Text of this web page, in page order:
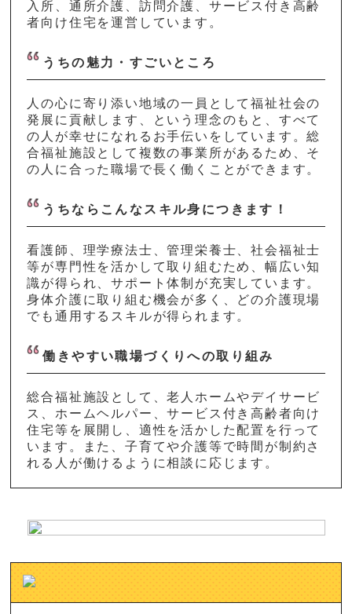
入所、通所介護、訪問介護、サービス付き高齢
者向け住宅を運営しています。
うちの魅力・すごいところ
人の心に寄り添い地域の一員として福祉社会の
発展に貢献します、という理念のもと、すべて
の人が幸せになれるお手伝いをしています。総
合福祉施設として複数の事業所があるため、そ
の人に合った職場で長く働くことができます。
うちならこんなスキル身につきます！
看護師、理学療法士、管理栄養士、社会福祉士
等が専門性を活かして取り組むため、幅広い知
識が得られ、サポート体制が充実しています。
身体介護に取り組む機会が多く、どの介護現場
でも通用するスキルが得られます。
働きやすい職場づくりへの取り組み
総合福祉施設として、老人ホームやデイサービ
ス、ホームヘルパー、サービス付き高齢者向け
住宅等を展開し、適性を活かした配置を行って
います。また、子育てや介護等で時間が制約さ
れる人が働けるように相談に応じます。